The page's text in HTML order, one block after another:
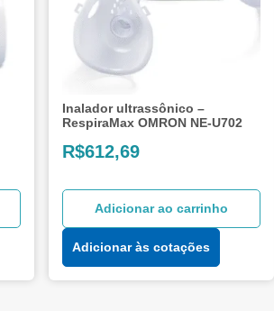
Inalador ultrassônico –
RespiraMax OMRON NE-U702
R$612,69
Adicionar ao carrinho
Adicionar às cotações